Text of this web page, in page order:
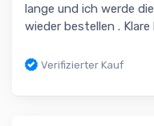
lange und ich werde
wieder bestellen .
Verifizierter Kauf